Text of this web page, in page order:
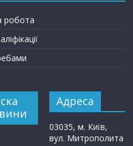
робота
Адреса
03035, м. Київ,
вул. Митрополита